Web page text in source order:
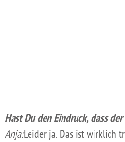
Hast Du den Eindruck, dass
Anja:Leider ja. Das ist wirklich